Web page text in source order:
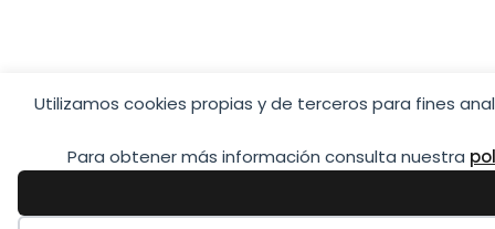
Utilizamos cookies propias y de terceros para fines
Para obtener más información consulta nuestra